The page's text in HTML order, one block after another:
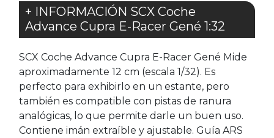
+ INFORMACIÓN SCX Coche
Advance Cupra E-Racer Gené 1:32
SCX Coche Advance Cupra E-Racer Gené Mide
aproximadamente 12 cm (escala 1/32). Es
perfecto para exhibirlo en un estante, pero
también es compatible con pistas de ranura
analógicas, lo que permite darle un buen uso.
Contiene imán extraíble y ajustable. Guía ARS